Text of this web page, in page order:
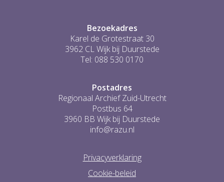
Bezoekadres
Karel de Grotestraat 30
3962 CL Wijk bij Duurstede
Tel: 088 530 0170
Postadres
Regionaal Archief Zuid-Utrecht
Postbus 64
3960 BB Wijk bij Duurstede
info@razu.nl
Privacyverklaring
Cookie-beleid